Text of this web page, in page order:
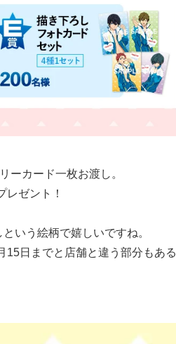
ーカード一枚お渡し。
レゼント！
いう絵柄で嬉しいですね。
15日までと店舗と違う部分もある